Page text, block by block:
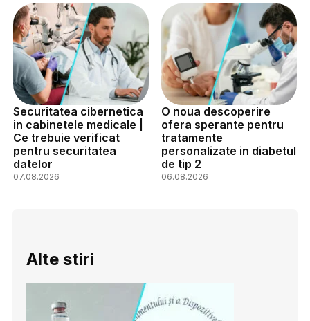
Securitatea cibernetica
in cabinetele medicale |
Ce trebuie verificat
pentru securitatea
datelor
07.08.2026
O noua descoperire
ofera sperante pentru
tratamente
personalizate in diabetul
de tip 2
06.08.2026
Alte stiri